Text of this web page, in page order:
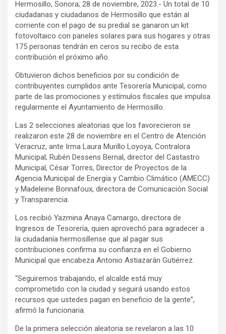
Hermosillo, Sonora; 28 de noviembre, 2023.- Un total de 10
ciudadanas y ciudadanos de Hermosillo que están al
corriente con el pago de su predial se ganaron un kit
fotovoltaico con paneles solares para sus hogares y otras
175 personas tendrán en ceros su recibo de esta
contribución el próximo año.
Obtuvieron dichos beneficios por su condición de
contribuyentes cumplidos ante Tesorería Municipal, como
parte de las promociones y estímulos fiscales que impulsa
regularmente el Ayuntamiento de Hermosillo.
Las 2 selecciones aleatorias que los favorecieron se
realizaron este 28 de noviembre en el Centro de Atención
Veracruz, ante Irma Laura Murillo Loyoya, Contralora
Municipal; Rubén Dessens Bernal, director del Castastro
Municipal, César Torres, Director de Proyectos de la
Agencia Municipal de Energía y Cambio Climático (AMECC)
y Madeleine Bonnafoux, directora de Comunicación Social
y Transparencia.
Los recibió Yazmina Anaya Camargo, directora de
Ingresos de Tesorería, quien aprovechó para agradecer a
la ciudadanía hermosillense que al pagar sus
contribuciones confirma su confianza en el Gobierno
Municipal que encabeza Antonio Astiazarán Gutiérrez.
“Seguiremos trabajando, el alcalde está muy
comprometido con la ciudad y seguirá usando estos
recursos que ustedes pagan en beneficio de la gente”,
afirmó la funcionaria.
De la primera selección aleatoria se revelaron a las 10